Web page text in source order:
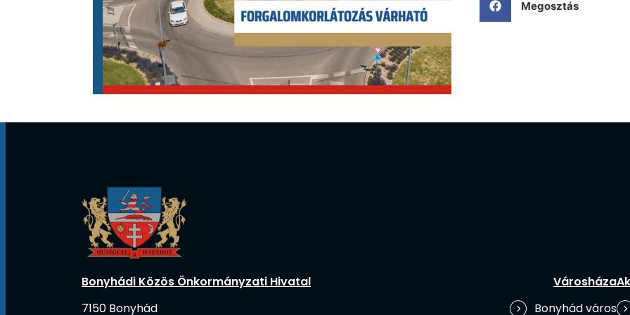
Megosztás
Bonyhádi Közös Önkormányzati Hivatal
7150 Bonyhád
Városháza
Bonyhád város